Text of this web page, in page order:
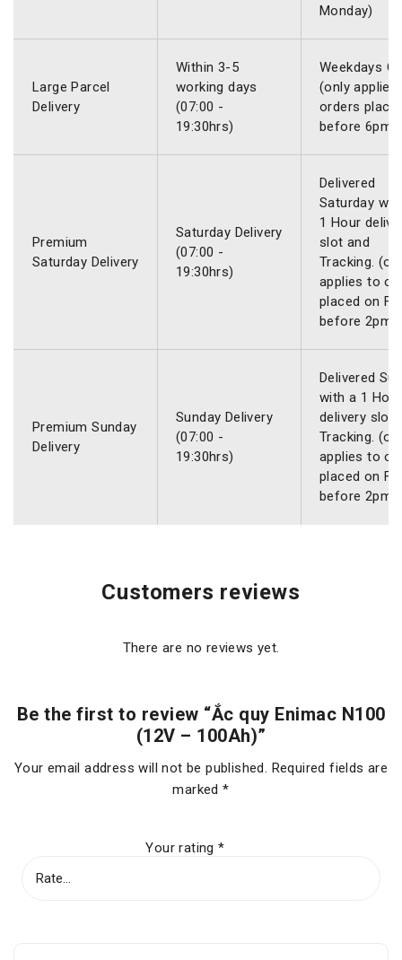
Monday)
Large Parcel
Delivery
Within 3-5
working days
(07:00 -
19:30hrs)
Weekdays
(only applies
orders
before 6pm)
Premium
Saturday Delivery
Saturday Delivery
(07:00 -
19:30hrs)
Delivered
Saturday
1 Hour
slot and
Tracking.
applies to
placed on
before 2pm)
Premium Sunday
Delivery
Sunday Delivery
(07:00 -
19:30hrs)
Delivered
with a 1 Hour
delivery slot
Tracking.
applies to
placed on
before 2pm)
Customers reviews
There are no reviews yet.
Be the first to review “Ắc quy Enimac N100
(12V – 100Ah)”
Your email address will not be published. Required fields are
marked*
Your rating*